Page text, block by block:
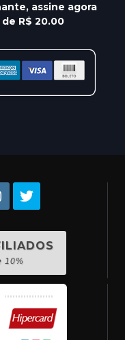
assine agora
R$ 20.00
10%